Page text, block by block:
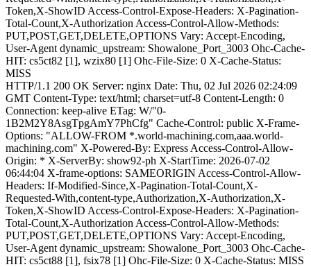
Token,X-ShowID Access-Control-Expose-Headers: X-Pagination-
Total-Count,X-Authorization Access-Control-Allow-Methods:
PUT,POST,GET,DELETE,OPTIONS Vary: Accept-Encoding,
User-Agent dynamic_upstream: Showalone_Port_3003 Ohc-Cache-
HIT: cs5ct82 [1], wzix80 [1] Ohc-File-Size: 0 X-Cache-Status:
MISS
HTTP/1.1 200 OK Server: nginx Date: Thu, 02 Jul 2026 02:24:09
GMT Content-Type: text/html; charset=utf-8 Content-Length: 0
Connection: keep-alive ETag: W/"0-
1B2M2Y8AsgTpgAmY7PhCfg" Cache-Control: public X-Frame-
Options: "ALLOW-FROM *.world-machining.com,aaa.world-
machining.com" X-Powered-By: Express Access-Control-Allow-
Origin: * X-ServerBy: show92-ph X-StartTime: 2026-07-02
06:44:04 X-frame-options: SAMEORIGIN Access-Control-Allow-
Headers: If-Modified-Since,X-Pagination-Total-Count,X-
Requested-With,content-type,Authorization,X-Authorization,X-
Token,X-ShowID Access-Control-Expose-Headers: X-Pagination-
Total-Count,X-Authorization Access-Control-Allow-Methods:
PUT,POST,GET,DELETE,OPTIONS Vary: Accept-Encoding,
User-Agent dynamic_upstream: Showalone_Port_3003 Ohc-Cache-
HIT: cs5ct88 [1], fsix78 [1] Ohc-File-Size: 0 X-Cache-Status: MISS